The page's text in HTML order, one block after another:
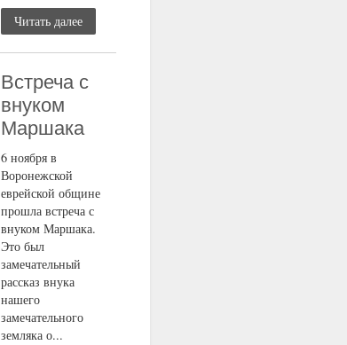
Читать далее
Встреча с
внуком
Маршака
6 ноября в
Воронежской
еврейской общине
прошла встреча с
внуком Маршака.
Это был
замечательный
рассказ внука
нашего
замечательного
земляка о...